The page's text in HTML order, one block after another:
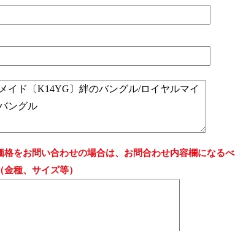
をお問い合わせの場合は、お問合わせ内容欄になる
種、サイズ等）